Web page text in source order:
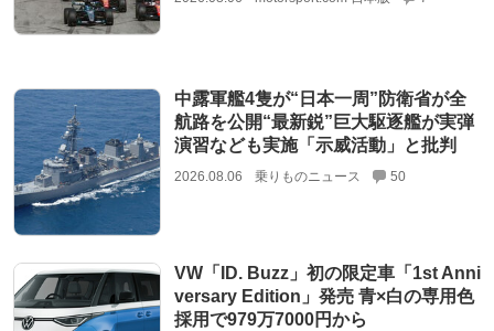
中露軍艦4隻が“日本一周”防衛省が全
航路を公開“最新鋭”巨大駆逐艦が実弾
演習なども実施「示威活動」と批判
2026.08.06 乗りものニュース 50
VW「ID. Buzz」初の限定車「1st Anni
versary Edition」発売 青×白の専用色
採用で979万7000円から